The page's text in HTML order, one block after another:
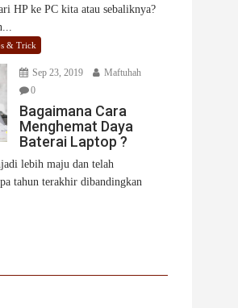
HP ke PC kita atau sebaliknya?
& Trick
Sep 23, 2019
Maftuhah
0
Bagaimana Cara
Menghemat Daya
Baterai Laptop ?
lebih maju dan telah
tahun terakhir dibandingkan